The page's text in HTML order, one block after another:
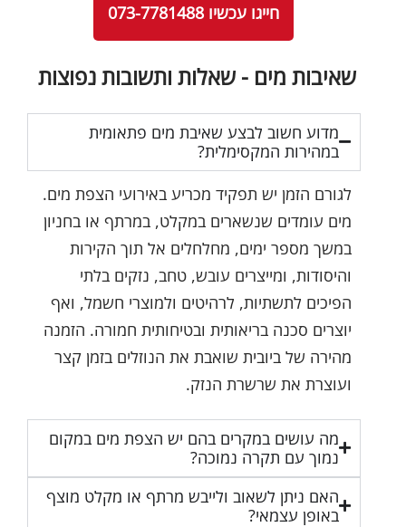
חייגו עכשיו 073-7781488
שאיבות מים - שאלות ותשובות נפוצות
מדוע חשוב לבצע שאיבת מים פתאומית
במהירות המקסימלית?
לגורם הזמן יש תפקיד מכריע באירועי הצפת מים.
מים עומדים שנשארים במקלט, במרתף או בחניון
במשך מספר ימים, מחלחלים אל תוך הקירות
והיסודות, ומייצרים עובש, טחב, נזקים בלתי
הפיכים לתשתיות, לרהיטים ולמוצרי חשמל, ואף
יוצרים סכנה בריאותית ובטיחותית חמורה. הזמנה
מהירה של ביובית שואבת את הנוזלים בזמן קצר
ועוצרת את שרשרת הנזק.
מה עושים במקרים בהם יש הצפת מים במקום
נמוך עם תקרה נמוכה?
האם ניתן לשאוב ולייבש מרתף או מקלט מוצף
באופן עצמאי?